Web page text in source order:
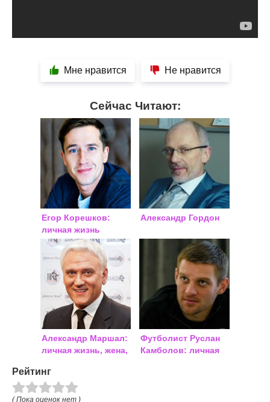
Мне нравится Не нравится
Сейчас Читают:
Егор Корешков:
личная жизнь
Александр Гордон
Александр Маршал:
личная жизнь, жена,
Футболист Руслан
Камболов: личная
Рейтинг
( Пока оценок нет )